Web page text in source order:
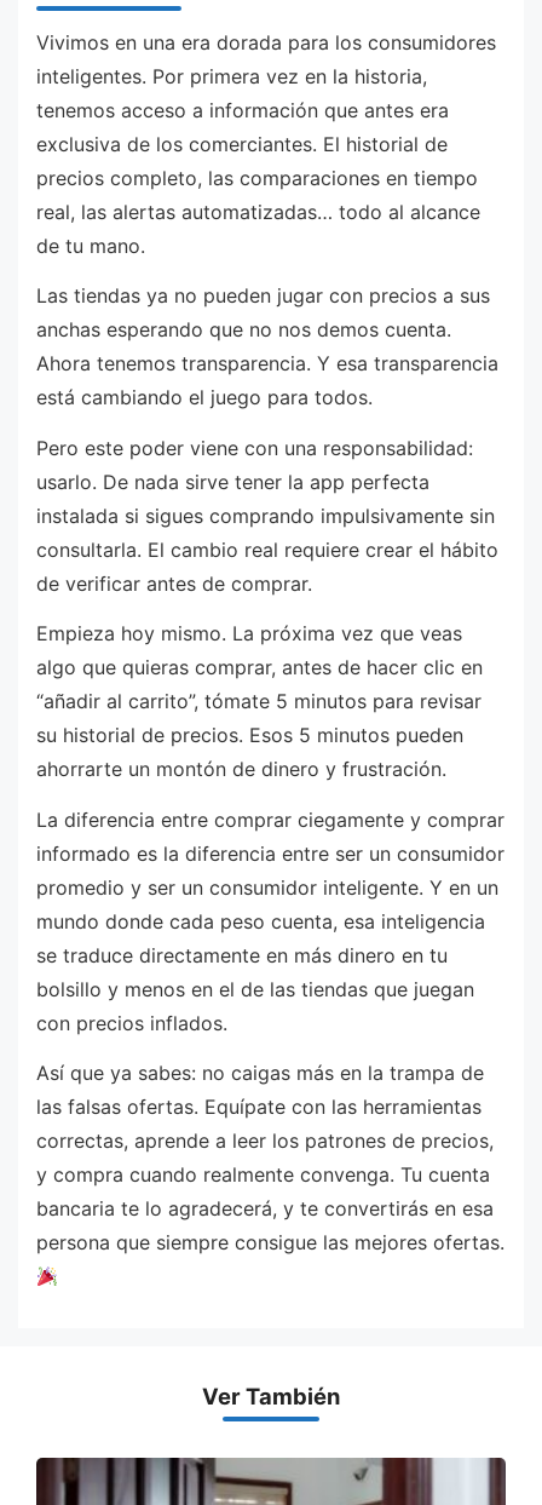
Vivimos en una era dorada para los consumidores
inteligentes. Por primera vez en la historia,
tenemos acceso a información que antes era
exclusiva de los comerciantes. El historial de
precios completo, las comparaciones en tiempo
real, las alertas automatizadas… todo al alcance
de tu mano.
Las tiendas ya no pueden jugar con precios a sus
anchas esperando que no nos demos cuenta.
Ahora tenemos transparencia. Y esa transparencia
está cambiando el juego para todos.
Pero este poder viene con una responsabilidad:
usarlo. De nada sirve tener la app perfecta
instalada si sigues comprando impulsivamente sin
consultarla. El cambio real requiere crear el hábito
de verificar antes de comprar.
Empieza hoy mismo. La próxima vez que veas
algo que quieras comprar, antes de hacer clic en
“añadir al carrito”, tómate 5 minutos para revisar
su historial de precios. Esos 5 minutos pueden
ahorrarte un montón de dinero y frustración.
La diferencia entre comprar ciegamente y comprar
informado es la diferencia entre ser un consumidor
promedio y ser un consumidor inteligente. Y en un
mundo donde cada peso cuenta, esa inteligencia
se traduce directamente en más dinero en tu
bolsillo y menos en el de las tiendas que juegan
con precios inflados.
Así que ya sabes: no caigas más en la trampa de
las falsas ofertas. Equípate con las herramientas
correctas, aprende a leer los patrones de precios,
y compra cuando realmente convenga. Tu cuenta
bancaria te lo agradecerá, y te convertirás en esa
persona que siempre consigue las mejores ofertas.
Ver También